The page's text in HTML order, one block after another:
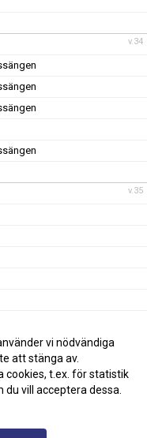
v.34
v.35
vi nödvändiga
att stänga av.
cookies, t.ex. för statistik
vill acceptera dessa.